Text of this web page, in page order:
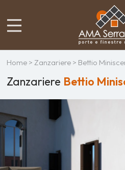
Home >Zanzariere > Bettio
Zanzariere Bettio